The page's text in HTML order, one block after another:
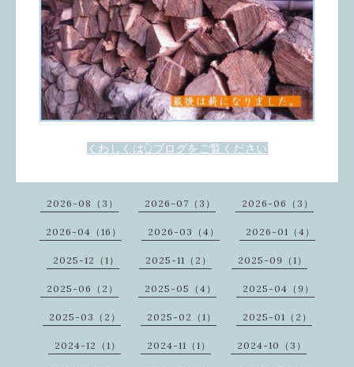
くわしくは👆ブログをご覧ください
2026-08（3） 2026-07（3） 2026-06（3）
2026-04（16） 2026-03（4） 2026-01（4）
2025-12（1） 2025-11（2） 2025-09（1）
2025-06（2） 2025-05（4） 2025-04（9）
2025-03（2） 2025-02（1） 2025-01（2）
2024-12（1） 2024-11（1） 2024-10（3）